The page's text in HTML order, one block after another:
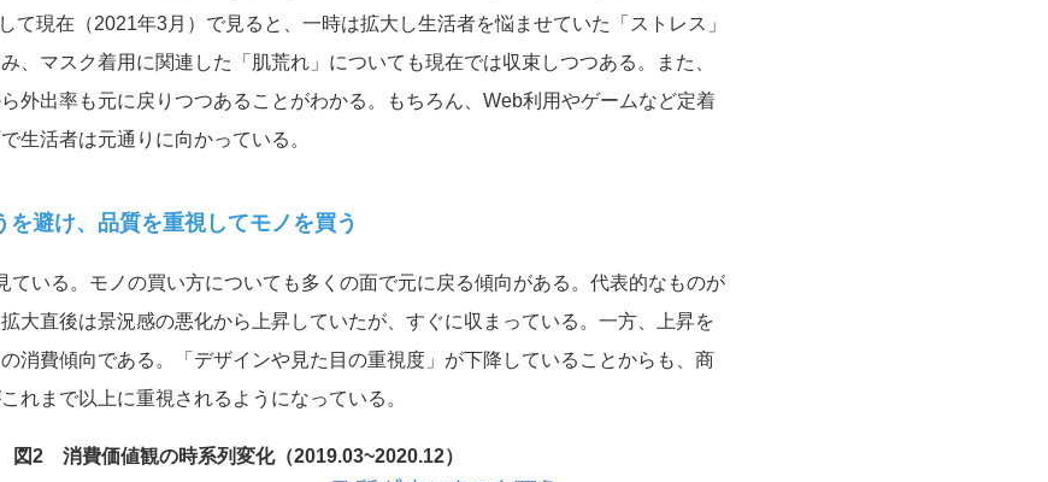
て現在（2021年3月）で見ると、一時は拡大し生活者を悩ませていた「ストレス」
、マスク着用に関連した「肌荒れ」についても現在では収束しつつある。また、
外出率も元に戻りつつあることがわかる。もちろん、 Web利用やゲームなど定着
生活者は元通りに向かっている。
避け、品質を重視してモノを買う
ている。モノの買い方についても多くの面で元に戻る傾向がある。代表的なものが
大直後は景況感の悪化から上昇していたが、すぐに収まっている。一方、上昇を
消費傾向である。「デザインや見た目の重視度」が下降していることからも、商
れまで以上に重視されるようになっている。
図2 消費価値観の時系列変化（2019.03~2020.12）